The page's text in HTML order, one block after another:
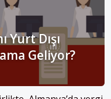
Yurt Dışı
Geliyor?